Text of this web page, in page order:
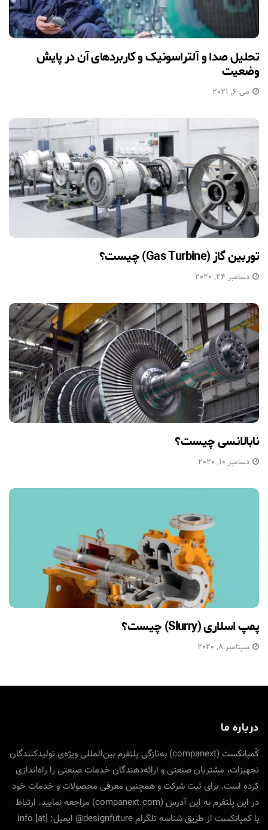
تحلیل صدا و آلتراسونیک و کاربردهای آن در پایش
وضعیت
می 6, 2021
توربین گاز (Gas Turbine) چیست؟
دسامبر 24, 2020
نابالانسی چیست؟
دسامبر 10, 2020
پمپ اسلاری (Slurry) چیست؟
سپتامبر 8, 2020
درباره ما
کُمپانکست (companext) به‌تازگی پلتفرم بین‌المللی ویژه‌ی تولید‌کنندگان
تجهیزات، مشتریان صنعتی و ارائه‌دهندگان خدمات صنعتی را راه‌اندازی
کرده است. برای ثبت شرکت و همچنین معرفی محصولات و خدمات خود
در این پلتفرم به این آدرس (companext.com) مراجعه نمایید. ارتباط
با کمپانکست از طریق شناسه تلگرام designfuture@ ایمیل: info [at]